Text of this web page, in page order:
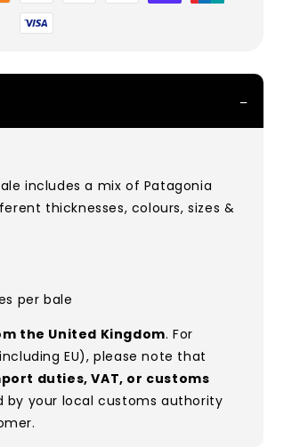
includes a mix of Patagonia
thicknesses, colours, sizes &
per bale
the United Kingdom. For
EU), please note that
duties, VAT, or customs
by your local customs authority